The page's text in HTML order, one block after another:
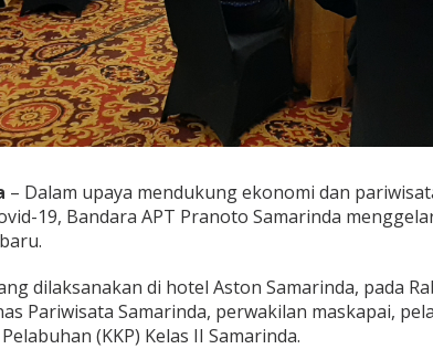
– Dalam upaya mendukung ekonomi dan
19, Bandara APT Pranoto Samarinda
dilaksanakan di hotel Aston Samarinda, pada
Pariwisata Samarinda, perwakilan maskapai,
(KKP) Kelas II Samarinda.